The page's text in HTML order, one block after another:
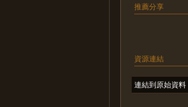
推薦分享
資源連結
連結到原始資料